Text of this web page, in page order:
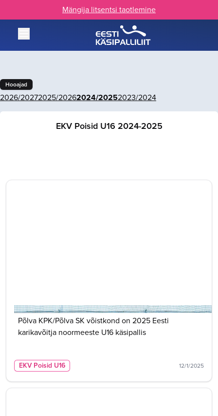
Mängija litsentsi taotlemine
Hooajad
2026/20272025/20262024/20252023/2024
EKV Poisid U16 2024-2025
Põlva KPK/Põlva SK võistkond on 2025 Eesti
karikavõitja noormeeste U16 käsipallis
EKV Poisid U16 12/1/2025